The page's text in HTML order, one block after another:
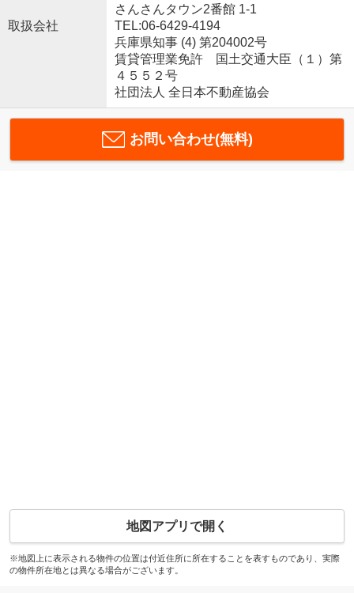
取扱会社
さんさんタウン2番館 1-1
TEL:06-6429-4194
兵庫県知事 (4) 第204002号
賃貸管理業免許 国土交通大臣（１）第
４５５２号
社団法人 全日本不動産協会
お問い合わせ(無料)
地図アプリで開く
※地図上に表示される物件の位置は付近住所に所在することを表すものであり、実際
の物件所在地とは異なる場合がございます。